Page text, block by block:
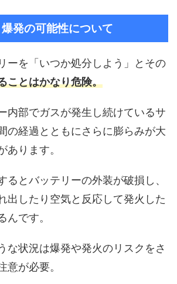
発の可能性について
ーを「いつか処分しよう」とその
ことはかなり危険。
内部でガスが発生し続けているサ
の経過とともにさらに膨らみが大
あります。
るとバッテリーの外装が破損し、
出したり空気と反応して発火した
んです。
な状況は爆発や発火のリスクをさ
意が必要。